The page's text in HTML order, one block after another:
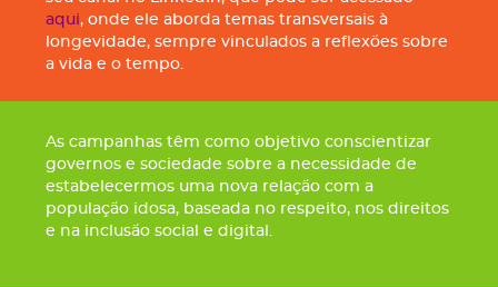
aqui, onde ele aborda temas transversais à
longevidade, sempre vinculados a reflexões sobre
a vida e o tempo.
As campanhas têm como objetivo conscientizar
governos e sociedade sobre a necessidade de
estabelecermos uma nova relação com a
população idosa, baseada no respeito, nos direitos
e na inclusão social e digital.